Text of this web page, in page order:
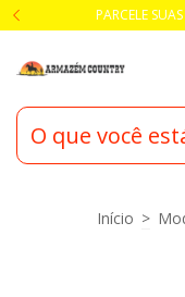
PARCELE
Início >